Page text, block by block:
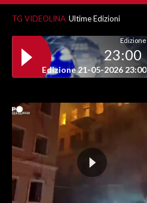
TG VIDEOLINA Ultime Edizioni
Edizione
23:00
Edizione 21-05-2026 23:00